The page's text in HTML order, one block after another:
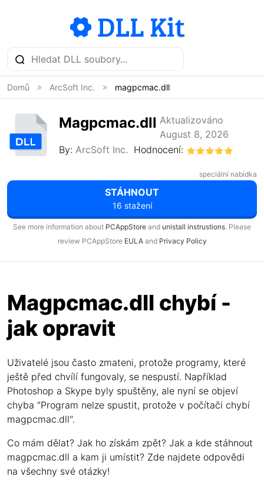
Domů ArcSoft Inc. magpcmac.dll
Magpcmac.dll Aktualizováno
August 8, 2026
By: ArcSoft Inc. Hodnocení:
speciální nabídka
STÁHNOUT
16 stažení
See more information about PCAppStore and unistall instrustions. Please
review PCAppStore EULAand Privacy Policy
Magpcmac.dll chybí -
jak opravit
Uživatelé jsou často zmateni, protože programy, které
ještě před chvílí fungovaly, se nespustí. Například
Photoshop a Skype byly spuštěny, ale nyní se objeví
chyba "Program nelze spustit, protože v počítači chybí
magpcmac.dll".
Co mám dělat? Jak ho získám zpět? Jak a kde stáhnout
magpcmac.dll a kam ji umístit? Zde najdete odpovědi
na všechny své otázky!